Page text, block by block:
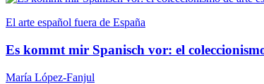
El arte español fuera de España
Es kommt mir Spanisch vor: el
María López-Fanjul